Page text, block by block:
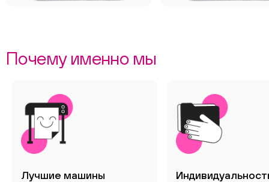
Почему именно мы
Лучшие машины